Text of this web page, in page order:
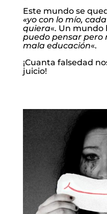
Este mundo se
«yo con lo mío,
quiera«. Un mundo
puedo pensar pero
mala educación«.
¡Cuanta falsedad
juicio!